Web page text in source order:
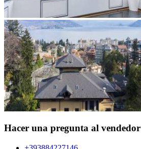
Hacer una pregunta al vendedor